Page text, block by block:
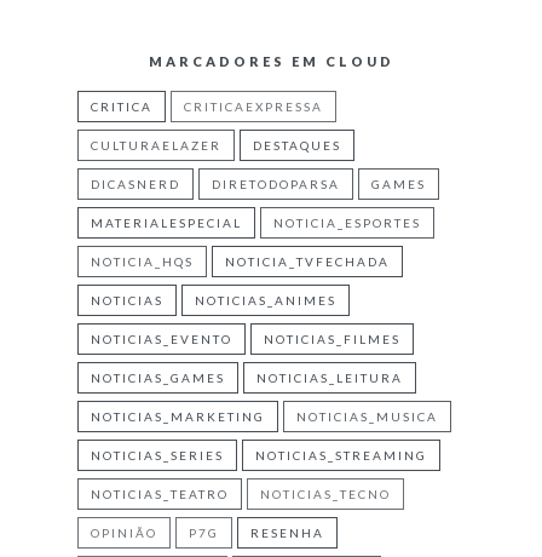
MARCADORES EM CLOUD
CRITICA CRITICAEXPRESSA
CULTURAELAZER DESTAQUES
DICASNERD DIRETODOPARSA GAMES
MATERIALESPECIAL NOTICIA_ESPORTES
NOTICIA_HQS NOTICIA_TVFECHADA
NOTICIAS NOTICIAS_ANIMES
NOTICIAS_EVENTO NOTICIAS_FILMES
NOTICIAS_GAMES NOTICIAS_LEITURA
NOTICIAS_MARKETING NOTICIAS_MUSICA
NOTICIAS_SERIES NOTICIAS_STREAMING
NOTICIAS_TEATRO NOTICIAS_TECNO
OPINIÃO P7G RESENHA